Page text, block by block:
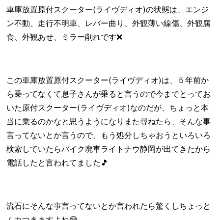
車庫放置原付スクーター(ライヴディオ)の状態は、エンジ
ン不動、走行不明車、レバー曲り、外観薄い線傷、外観腐
食、外観あせ、ミラー削れです❌
この車庫放置原付スクーター(ライヴディオ)は、５年前か
ら乗ってなくて息子さんが乗ると言うので今までとってお
いた原付スクーター(ライヴディオ)なのだが、ちょっと本
当に乗るのかなと思うようになりまた尋ねたら、そんな事
言ってないとか言うので、もう処分しちゃおうといろいろ
検索していたらバイク廃車ライトナウ静岡が出てきたから
電話したと言われてました🎵
流石にそんな事言ってないとか言われたら驚くしちょっと